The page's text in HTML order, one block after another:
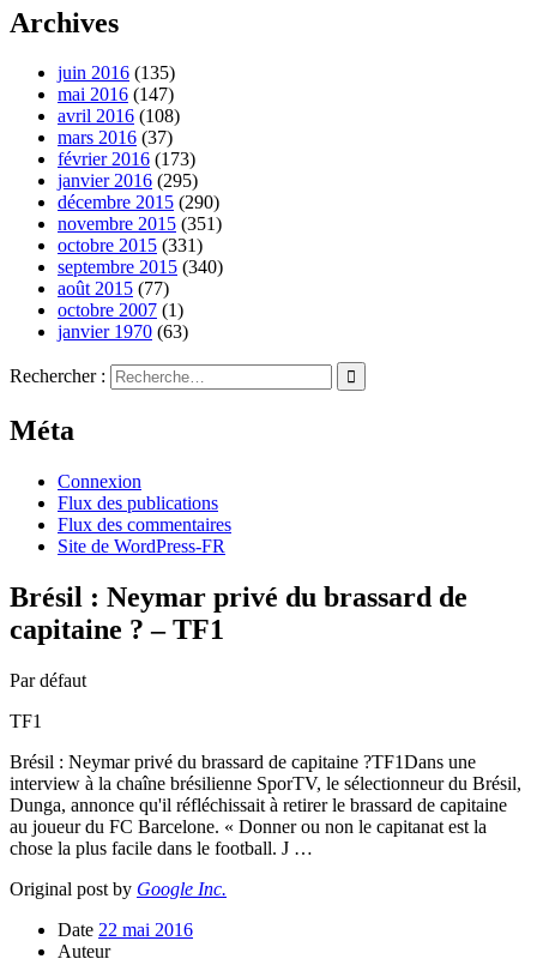
Archives
juin 2016 (135)
mai 2016 (147)
avril 2016 (108)
mars 2016 (37)
février 2016 (173)
janvier 2016 (295)
décembre 2015 (290)
novembre 2015 (351)
octobre 2015 (331)
septembre 2015 (340)
août 2015 (77)
octobre 2007 (1)
janvier 1970 (63)
Rechercher :
Méta
Connexion
Flux des publications
Flux des commentaires
Site de WordPress-FR
Brésil : Neymar privé du brassard de
capitaine ? – TF1
Par défaut
TF1
Brésil : Neymar privé du brassard de capitaine ?TF1Dans une
interview à la chaîne brésilienne SporTV, le sélectionneur du Brésil,
Dunga, annonce qu'il réfléchissait à retirer le brassard de capitaine
au joueur du FC Barcelone. « Donner ou non le capitanat est la
chose la plus facile dans le football. J …
Original post by Google Inc.
Date 22 mai 2016
Auteur